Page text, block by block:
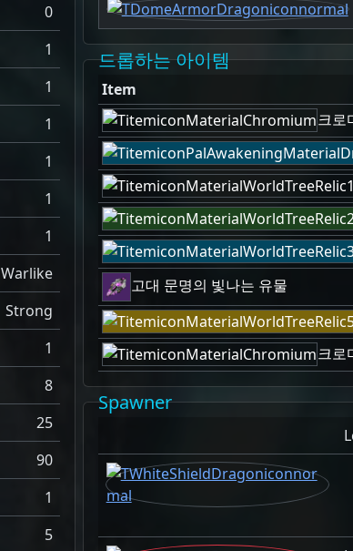
0
1
1
1
1
1
1
Warlike
Strong
1
8
25
90
1
5
드롭하는 아이템
Item
크로
고대 문명의 빛나는 유물
크로
Spawner